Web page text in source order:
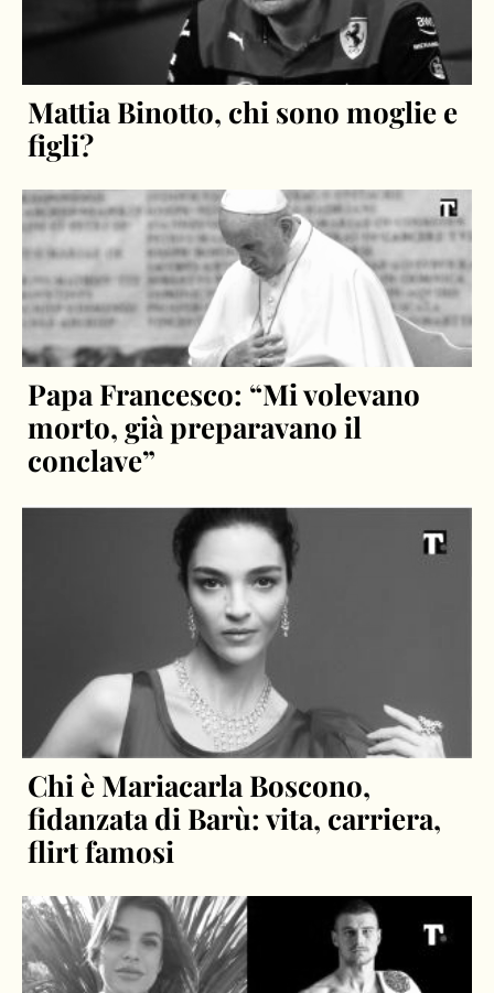
Mattia Binotto, chi sono moglie e
figli?
Papa Francesco: “Mi volevano
morto, già preparavano il
conclave”
Chi è Mariacarla Boscono,
fidanzata di Barù: vita, carriera,
flirt famosi